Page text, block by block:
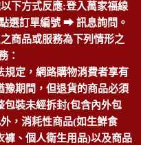
下方式反應:登入萬家福線
選訂單編號 ⮕ 訊息詢問。
商品或服務為下列情形之
：
規定，網路購物消費者享有
豫期間，但退貨的商品必須
包裝未經拆封(包含內外包
，消耗性商品(如生鮮食
褲、個人衛生用品)以及商品